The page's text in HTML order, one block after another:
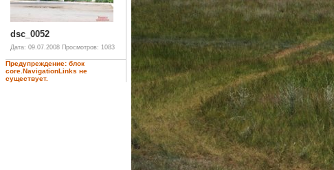
dsc_0052
Дата: 09.07.2008 Просмотров: 1083
Предупреждение: блок
core.NavigationLinks не
существует.